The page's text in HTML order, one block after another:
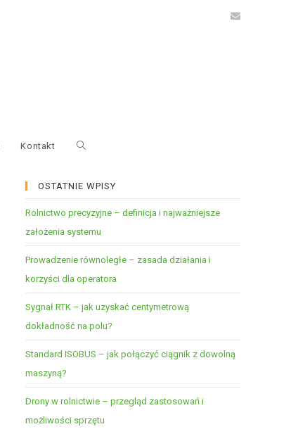
Kontakt
OSTATNIE WPISY
Rolnictwo precyzyjne – definicja i najważniejsze
założenia systemu
Prowadzenie równoległe – zasada działania i
korzyści dla operatora
Sygnał RTK – jak uzyskać centymetrową
dokładność na polu?
Standard ISOBUS – jak połączyć ciągnik z dowolną
maszyną?
Drony w rolnictwie – przegląd zastosowań i
możliwości sprzętu